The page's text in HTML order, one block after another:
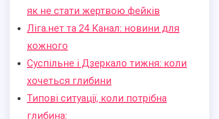
як не стати жертвою фейків
Ліга.нет та 24 Канал: новини для
кожного
Суспільне і Дзеркало тижня: коли
хочеться глибини
Типові ситуації, коли потрібна
глибина: